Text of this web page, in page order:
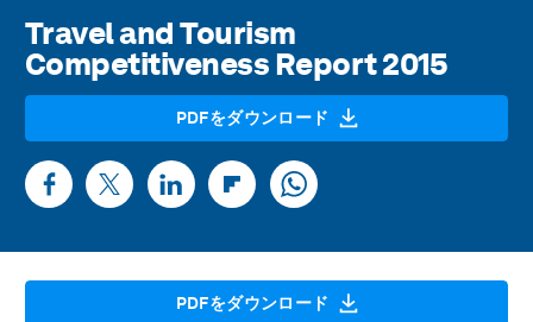
Travel and Tourism
Competitiveness Report 2015
PDFをダウンロード
PDFをダウンロード